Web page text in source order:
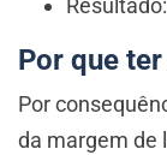
Por que
Por
da margem de